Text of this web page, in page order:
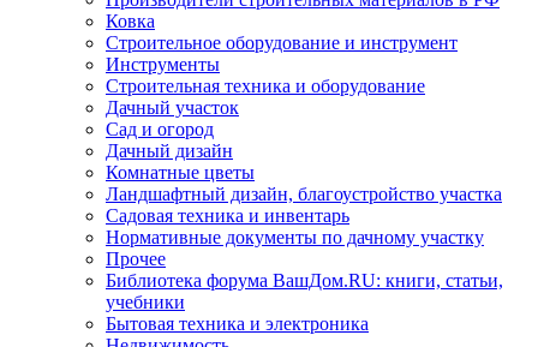
Ковка
Строительное оборудование и инструмент
Инструменты
Строительная техника и оборудование
Дачный участок
Сад и огород
Дачный дизайн
Комнатные цветы
Ландшафтный дизайн, благоустройство участка
Садовая техника и инвентарь
Нормативные документы по дачному участку
Прочее
Библиотека форума ВашДом.RU: книги, статьи,
учебники
Бытовая техника и электроника